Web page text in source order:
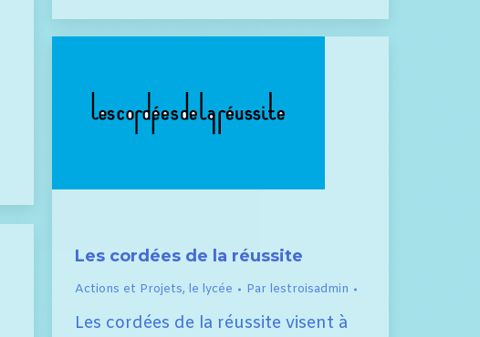
Les cordées de la réussite
Actions et Projets, le lycée Par lestroisadmin
Les cordées de la réussite visent à